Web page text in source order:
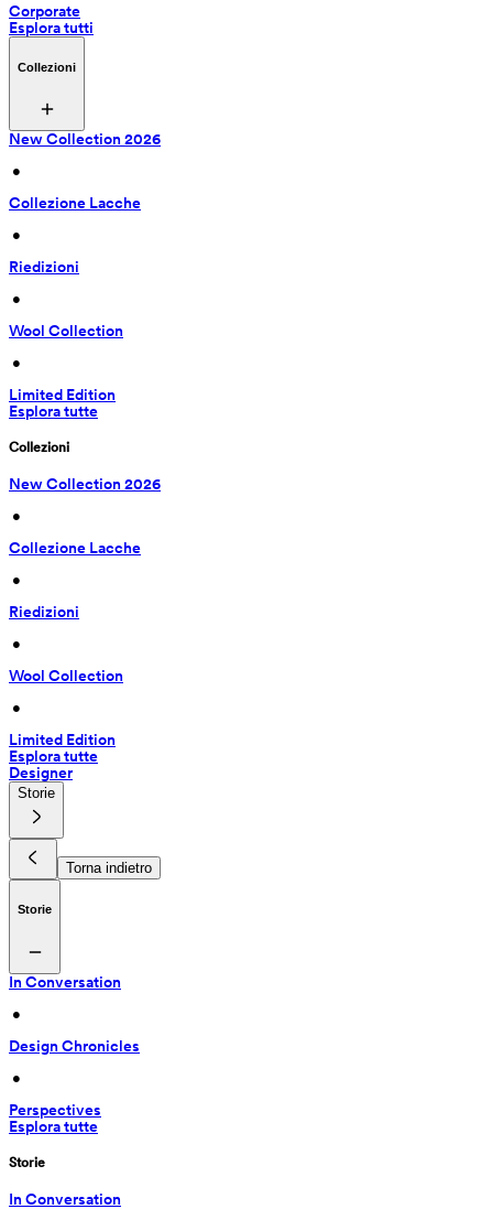
Corporate
Esplora tutti
Collezioni
New Collection 2026
•
Collezione Lacche
•
Riedizioni
•
Wool Collection
•
Limited Edition
Esplora tutte
Collezioni
New Collection 2026
•
Collezione Lacche
•
Riedizioni
•
Wool Collection
•
Limited Edition
Esplora tutte
Designer
Storie
Torna indietro
Storie
In Conversation
•
Design Chronicles
•
Perspectives
Esplora tutte
Storie
In Conversation